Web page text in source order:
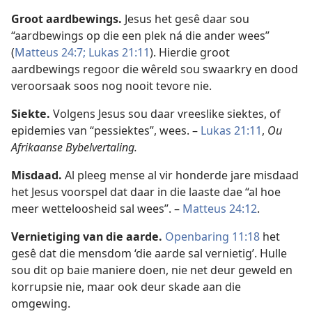
Groot aardbewings. Jesus het gesê daar sou
“aardbewings op die een plek ná die ander wees”
(Matteus 24:7; Lukas 21:11). Hierdie groot
aardbewings regoor die wêreld sou swaarkry en dood
veroorsaak soos nog nooit tevore nie.
Siekte. Volgens Jesus sou daar vreeslike siektes, of
epidemies van “pessiektes”, wees. – Lukas 21:11, Ou
Afrikaanse Bybelvertaling.
Misdaad. Al pleeg mense al vir honderde jare misdaad
het Jesus voorspel dat daar in die laaste dae “al hoe
meer wetteloosheid sal wees”. – Matteus 24:12.
Vernietiging van die aarde. Openbaring 11:18 het
gesê dat die mensdom ‘die aarde sal vernietig’. Hulle
sou dit op baie maniere doen, nie net deur geweld en
korrupsie nie, maar ook deur skade aan die
omgewing.